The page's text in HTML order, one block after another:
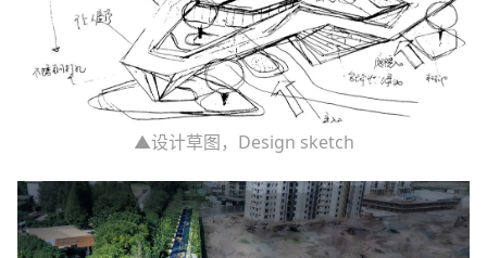
▲设计草图，Design sketch